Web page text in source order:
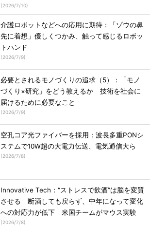
(2026/7/10)
介護ロボットなどへの応用に期待：「ゾウの鼻
先に着想」優しくつかみ、触って感じるロボッ
トハンド
(2026/7/9)
必要とされるモノづくりの追求（5）：「モノ
づくり×研究」をどう教えるか 技術を社会に
届けるために必要なこと
(2026/7/9)
空孔コア光ファイバーを採用：波長多重PONシ
ステムで10W超の大電力伝送、電気通信大ら
(2026/7/8)
Innovative Tech：“ストレスで飲酒”は脳を変質
させる 断酒しても戻らず、中年になって変化
への対応力が低下 米国チームがマウス実験
(2026/7/8)